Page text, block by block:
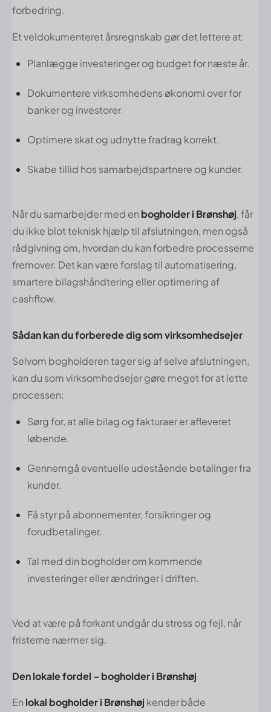
forbedring.
Et veldokumenteret årsregnskab gør det lettere at:
Planlægge investeringer og budget for næste år.
Dokumentere virksomhedens økonomi over for
banker og investorer.
Optimere skat og udnytte fradrag korrekt.
Skabe tillid hos samarbejdspartnere og kunder.
Når du samarbejder med en bogholder i Brønshøj, får
du ikke blot teknisk hjælp til afslutningen, men også
rådgivning om, hvordan du kan forbedre processerne
fremover. Det kan være forslag til automatisering,
smartere bilagshåndtering eller optimering af
cashflow.
Sådan kan du forberede dig som virksomhedsejer
Selvom bogholderen tager sig af selve afslutningen,
kan du som virksomhedsejer gøre meget for at lette
processen:
Sørg for, at alle bilag og fakturaer er afleveret
løbende.
Gennemgå eventuelle udestående betalinger fra
kunder.
Få styr på abonnementer, forsikringer og
forudbetalinger.
Tal med din bogholder om kommende
investeringer eller ændringer i driften.
Ved at være på forkant undgår du stress og fejl, når
fristerne nærmer sig.
Den lokale fordel – bogholder i Brønshøj
En lokal bogholder i Brønshøj kender både